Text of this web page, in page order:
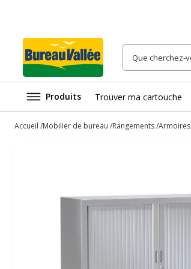
Produits Trouver ma cartouche
Accueil Mobilier de bureau Rangements